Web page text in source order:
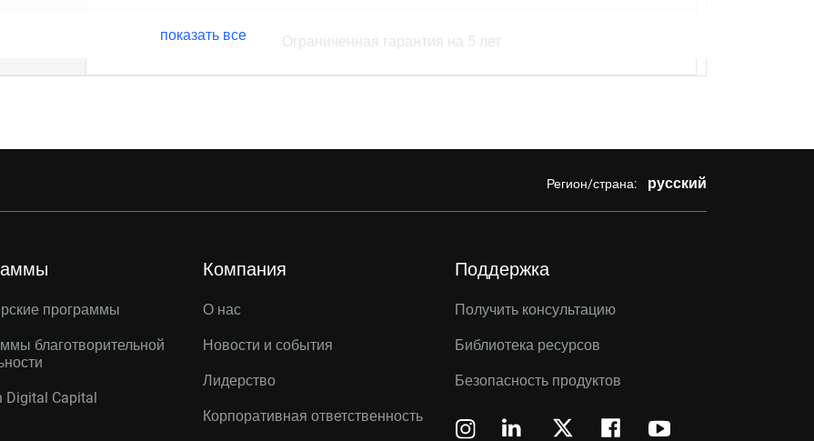
Ограниченная гарантия на 5 лет
показать все
Регион/страна: русский
программы
благотворительной
Digital Capital
Компания
О нас
Новости и события
Лидерство
Корпоративная ответственность
Поддержка
Получить консультацию
Библиотека ресурсов
Безопасность продуктов